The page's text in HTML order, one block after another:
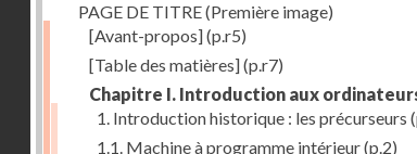
PAGE DE TITRE (Première image)
[Avant-propos](p.r5)
[Table des matières](p.r7)
Chapitre I. Introduction aux
1. Introduction historique : les précurseurs
1.1. Machine à programme intérieur(p.2)